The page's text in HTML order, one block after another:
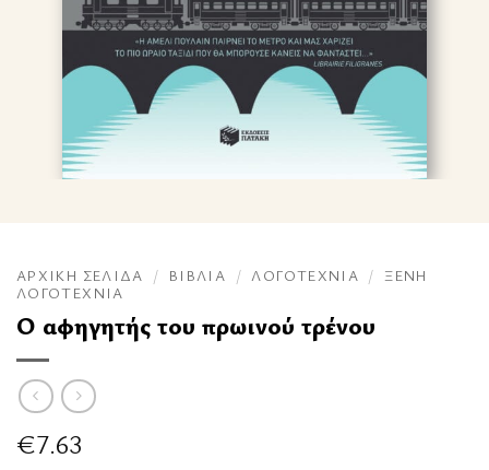
ΑΡΧΙΚΉ ΣΕΛΊΔΑ / ΒΙΒΛΊΑ / ΛΟΓΟΤΕΧΝΊΑ / ΞΈΝΗ
ΛΟΓΟΤΕΧΝΊΑ
Ο αφηγητής του πρωινού τρένου
€7.63